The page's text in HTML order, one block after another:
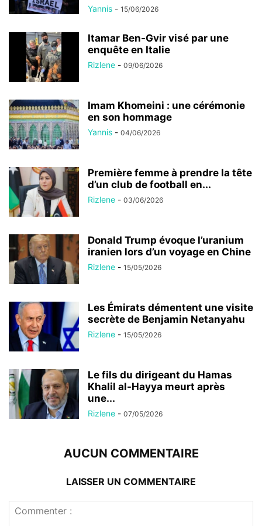
Yannis - 15/06/2026
Itamar Ben-Gvir visé par une
enquête en Italie
Rizlene - 09/06/2026
Imam Khomeini : une cérémonie
en son hommage
Yannis - 04/06/2026
Première femme à prendre la tête
d’un club de football en...
Rizlene - 03/06/2026
Donald Trump évoque l’uranium
iranien lors d’un voyage en Chine
Rizlene - 15/05/2026
Les Émirats démentent une visite
secrète de Benjamin Netanyahu
Rizlene - 15/05/2026
Le fils du dirigeant du Hamas
Khalil al-Hayya meurt après
une...
Rizlene - 07/05/2026
AUCUN COMMENTAIRE
LAISSER UN COMMENTAIRE